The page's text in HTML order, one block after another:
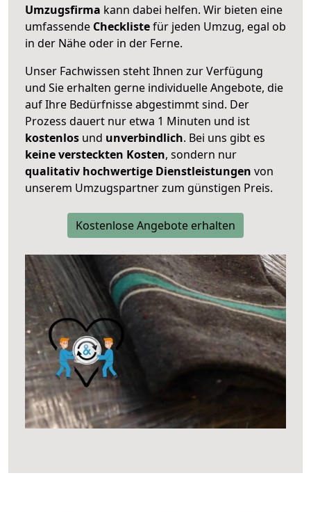
Umzugsfirma kann dabei helfen. Wir bieten eine
umfassende Checklistefür jeden Umzug, egal ob
in der Nähe oder in der Ferne.
Unser Fachwissen steht Ihnen zur Verfügung
und Sie erhalten gerne individuelle Angebote, die
auf Ihre Bedürfnisse abgestimmt sind. Der
Prozess dauert nur etwa 1 Minuten und ist
kostenlos und unverbindlich. Bei uns gibt es
keine versteckten Kosten, sondern nur
qualitativ hochwertige Dienstleistungen von
unserem Umzugspartner zum günstigen Preis.
Kostenlose Angebote erhalten